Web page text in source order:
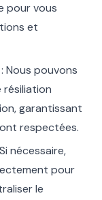
pour vous
et
: Nous pouvons
résiliation
garantissant
respectées.
nécessaire,
pour
le